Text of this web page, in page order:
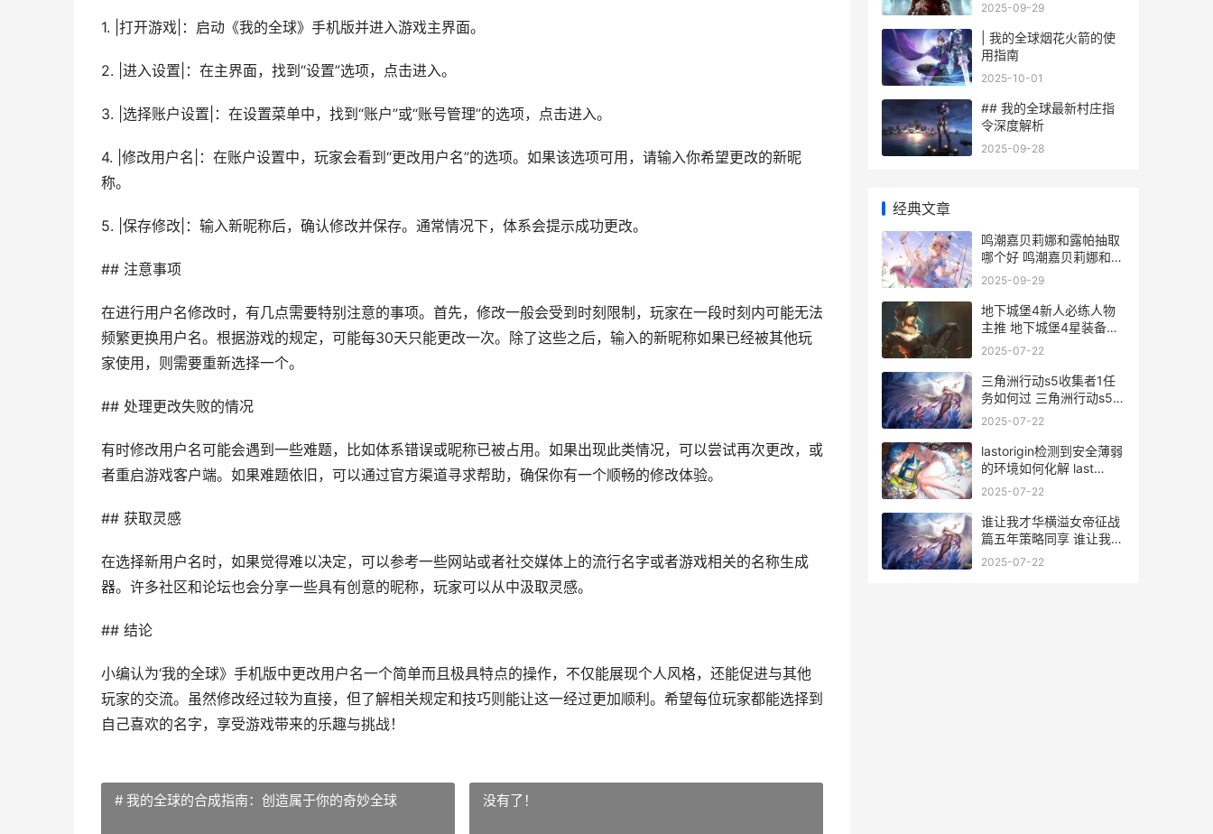
1. |打开游戏|：启动《我的全球》手机版并进入游戏主界面。
2. |进入设置|：在主界面，找到“设置”选项，点击进入。
3. |选择账户设置|：在设置菜单中，找到“账户”或“账号管理”的选项，点击进入。
4. |修改用户名|：在账户设置中，玩家会看到“更改用户名”的选项。如果该选项可用，请输入你希望更改的新昵
称。
5. |保存修改|：输入新昵称后，确认修改并保存。通常情况下，体系会提示成功更改。
## 注意事项
在进行用户名修改时，有几点需要特别注意的事项。首先，修改一般会受到时刻限制，玩家在一段时刻内可能无法
频繁更换用户名。根据游戏的规定，可能每30天只能更改一次。除了这些之后，输入的新昵称如果已经被其他玩
家使用，则需要重新选择一个。
## 处理更改失败的情况
有时修改用户名可能会遇到一些难题，比如体系错误或昵称已被占用。如果出现此类情况，可以尝试再次更改，或
者重启游戏客户端。如果难题依旧，可以通过官方渠道寻求帮助，确保你有一个顺畅的修改体验。
## 获取灵感
在选择新用户名时，如果觉得难以决定，可以参考一些网站或者社交媒体上的流行名字或者游戏相关的名称生成
器。许多社区和论坛也会分享一些具有创意的昵称，玩家可以从中汲取灵感。
## 结论
小编认为‘我的全球》手机版中更改用户名一个简单而且极具特点的操作，不仅能展现个人风格，还能促进与其他
玩家的交流。虽然修改经过较为直接，但了解相关规定和技巧则能让这一经过更加顺利。希望每位玩家都能选择到
自己喜欢的名字，享受游戏带来的乐趣与挑战！
# 我的全球的合成指南：创造属于你的奇妙全球 没有了！
2025-09-29
| 我的全球烟花火箭的使
用指南
2025-10-01
## 我的全球最新村庄指
令深度解析
2025-09-28
经典文章
鸣潮嘉贝莉娜和露帕抽取
哪个好 鸣潮嘉贝莉娜和约
翰马斯顿合作项目有哪些
2025-09-29
地下城堡4新人必练人物
主推 地下城堡4星装备图
纸
2025-07-22
三角洲行动s5收集者1任
务如何过 三角洲行动s5收
集者2023最新消息
2025-07-22
lastorigin检测到安全薄弱
的环境如何化解 last
origin一直加载
2025-07-22
谁让我才华横溢女帝征战
篇五年策略同享 谁让我才
华横溢六国篇攻略
2025-07-22